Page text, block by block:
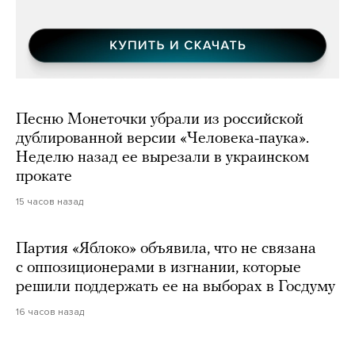
Песню Монеточки убрали из российской
дублированной версии «Человека-паука».
Неделю назад ее вырезали в украинском
прокате
15 часов назад
Партия «Яблоко» объявила, что не связана
с оппозиционерами в изгнании, которые
решили поддержать ее на выборах в Госдуму
16 часов назад